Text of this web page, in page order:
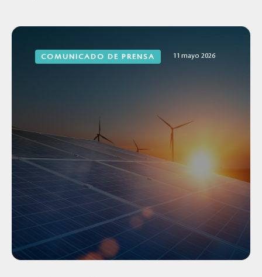
COMUNICADO DE PRENSA 11 mayo 2026